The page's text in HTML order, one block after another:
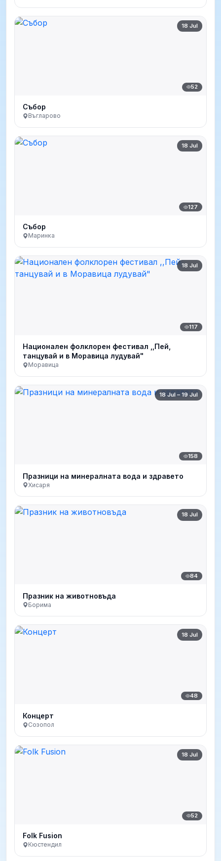
18 Jul
52
Събор
Въгларово
18 Jul
127
Събор
Маринка
18 Jul
117
Национален фолклорен фестивал ,,Пей,
танцувай и в Моравица лудувай"
Моравица
18 Jul – 19 Jul
158
Празници на минералната вода и здравето
Хисаря
18 Jul
84
Празник на животновъда
Борима
18 Jul
48
Концерт
Созопол
18 Jul
52
Folk Fusion
Кюстендил